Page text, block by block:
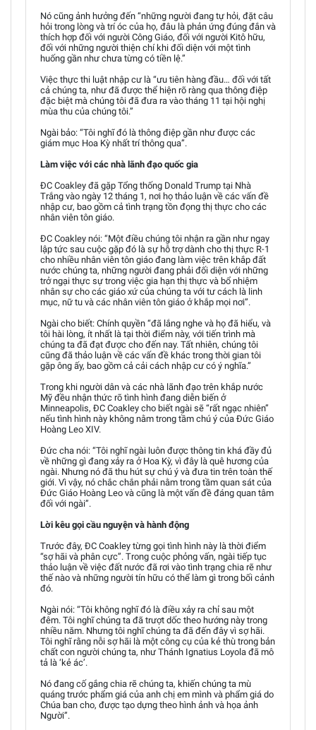
Nó cũng ảnh hưởng đến “những người đang tự hỏi, đặt câu
hỏi trong lòng và trí óc của họ, đâu là phản ứng đúng đắn và
thích hợp đối với người Công Giáo, đối với người Kitô hữu,
đối với những người thiện chí khi đối diện với một tình
huống gần như chưa từng có tiền lệ.”
Việc thực thi luật nhập cư là “ưu tiên hàng đầu… đối với tất
cả chúng ta, như đã được thể hiện rõ ràng qua thông điệp
đặc biệt mà chúng tôi đã đưa ra vào tháng 11 tại hội nghị
mùa thu của chúng tôi.”
Ngài bảo: “Tôi nghĩ đó là thông điệp gần như được các
giám mục Hoa Kỳ nhất trí thông qua”.
Làm việc với các nhà lãnh đạo quốc gia
ĐC Coakley đã gặp Tổng thống Donald Trump tại Nhà
Trắng vào ngày 12 tháng 1, nơi họ thảo luận về các vấn đề
nhập cư, bao gồm cả tình trạng tồn đọng thị thực cho các
nhân viên tôn giáo.
ĐC Coakley nói: “Một điều chúng tôi nhận ra gần như ngay
lập tức sau cuộc gặp đó là sự hỗ trợ dành cho thị thực R-1
cho nhiều nhân viên tôn giáo đang làm việc trên khắp đất
nước chúng ta, những người đang phải đối diện với những
trở ngại thực sự trong việc gia hạn thị thực và bổ nhiệm
nhân sự cho các giáo xứ của chúng ta với tư cách là linh
mục, nữ tu và các nhân viên tôn giáo ở khắp mọi nơi”.
Ngài cho biết: Chính quyền “đã lắng nghe và họ đã hiểu, và
tôi hài lòng, ít nhất là tại thời điểm này, với tiến trình mà
chúng ta đã đạt được cho đến nay. Tất nhiên, chúng tôi
cũng đã thảo luận về các vấn đề khác trong thời gian tôi
gặp ông ấy, bao gồm cả cải cách nhập cư có ý nghĩa.”
Trong khi người dân và các nhà lãnh đạo trên khắp nước
Mỹ đều nhận thức rõ tình hình đang diễn biến ở
Minneapolis, ĐC Coakley cho biết ngài sẽ “rất ngạc nhiên”
nếu tình hình này không nằm trong tầm chú ý của Đức Giáo
Hoàng Leo XIV.
Đức cha nói: “Tôi nghĩ ngài luôn được thông tin khá đầy đủ
về những gì đang xảy ra ở Hoa Kỳ, vì đây là quê hương của
ngài. Nhưng nó đã thu hút sự chú ý và đưa tin trên toàn thế
giới. Vì vậy, nó chắc chắn phải nằm trong tầm quan sát của
Đức Giáo Hoàng Leo và cũng là một vấn đề đáng quan tâm
đối với ngài”.
Lời kêu gọi cầu nguyện và hành động
Trước đây, ĐC Coakley từng gọi tình hình này là thời điểm
“sợ hãi và phân cực”. Trong cuộc phỏng vấn, ngài tiếp tục
thảo luận về việc đất nước đã rơi vào tình trạng chia rẽ như
thế nào và những người tín hữu có thể làm gì trong bối cảnh
đó.
Ngài nói: “Tôi không nghĩ đó là điều xảy ra chỉ sau một
đêm. Tôi nghĩ chúng ta đã trượt dốc theo hướng này trong
nhiều năm. Nhưng tôi nghĩ chúng ta đã đến đây vì sợ hãi.
Tôi nghĩ rằng nỗi sợ hãi là một công cụ của kẻ thù trong bản
chất con người chúng ta, như Thánh Ignatius Loyola đã mô
tả là ‘kẻ ác’.
Nó đang cố gắng chia rẽ chúng ta, khiến chúng ta mù
quáng trước phẩm giá của anh chị em mình và phẩm giá do
Chúa ban cho, được tạo dựng theo hình ảnh và họa ảnh
Người”.